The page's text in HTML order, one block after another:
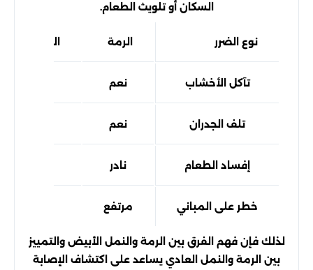
السكان أو تلويث الطعام.
نوع الضرر الرمة النمل
تآكل الأخشاب نعم
تلف الجدران نعم
إفساد الطعام نادر
خطر على المباني مرتفع
لذلك فإن فهم الفرق بين الرمة والنمل الأبيض والتمييز
بين الرمة والنمل العادي يساعد على اكتشاف الإصابة